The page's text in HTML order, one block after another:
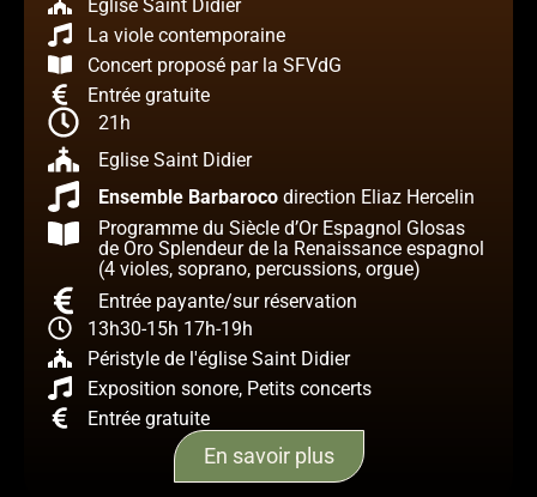
Eglise Saint Didier
La viole contemporaine
Concert proposé par la SFVdG
Entrée gratuite
21h
Eglise Saint Didier
Ensemble Barbarocodirection Eliaz Hercelin
Programme du Siècle d’Or Espagnol Glosas
de Oro Splendeur de la Renaissance espagnol
(4 violes, soprano, percussions, orgue)
Entrée payante/sur réservation
13h30-15h 17h-19h
Péristyle de l'église Saint Didier
Exposition sonore, Petits concerts
Entrée gratuite
En savoir plus